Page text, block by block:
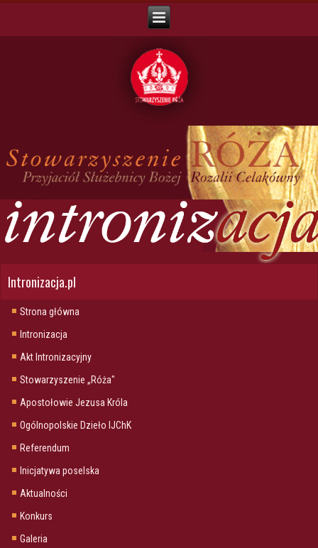
Intronizacja.pl
Strona główna
Intronizacja
Akt Intronizacyjny
Stowarzyszenie „Róża"
Apostołowie Jezusa Króla
Ogólnopolskie Dzieło IJChK
Referendum
Inicjatywa poselska
Aktualności
Konkurs
Galeria